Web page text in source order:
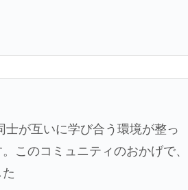
が互いに学び合う環境が整っ
このコミュニティのおかげで、